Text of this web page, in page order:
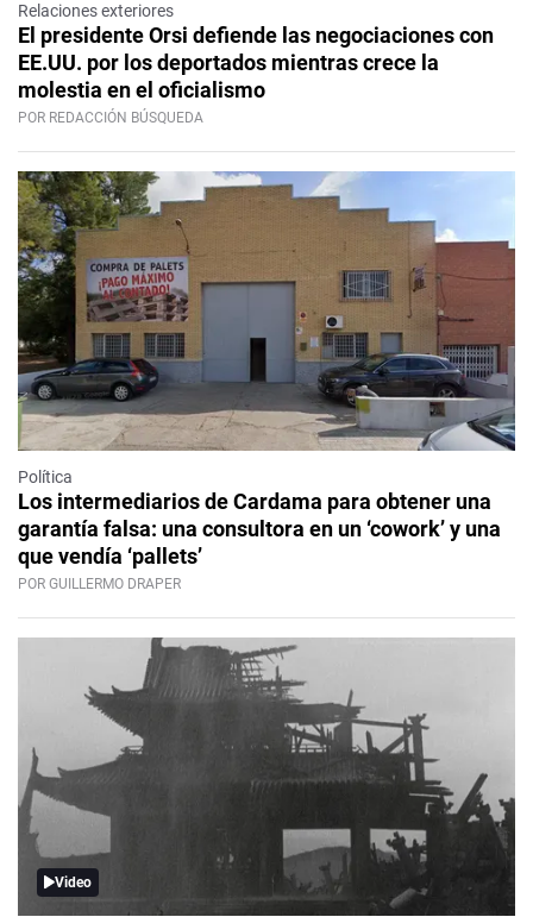
Relaciones exteriores
El presidente Orsi defiende las negociaciones con
EE.UU. por los deportados mientras crece la
molestia en el oficialismo
POR REDACCIÓN BÚSQUEDA
Política
Los intermediarios de Cardama para obtener una
garantía falsa: una consultora en un ‘cowork’ y una
que vendía ‘pallets’
POR GUILLERMO DRAPER
Video